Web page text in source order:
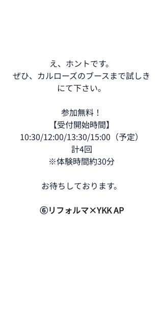
え、ホントです。
ぜひ、カルローズのブースまで試しき
にて下さい。
参加無料！
【受付開始時間】
10:30/12:00/13:30/15:00（予定）
計4回
※体験時間約30分
お待ちしております。
⑥リフォルマ×YKK AP